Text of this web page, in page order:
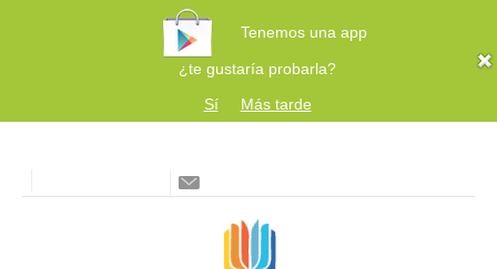
Tenemos una app
¿te gustaría probarla?
Sí
Más tarde